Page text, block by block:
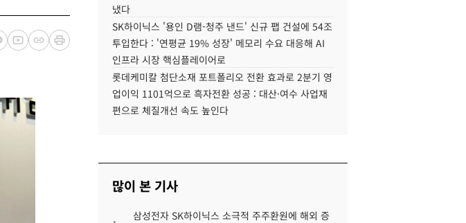
냈다
SK하이닉스 '용인 D램-청주 낸드' 신규 팹 건설에 54조
투입한다 : '연평균 19% 성장' 메모리 수요 대응해 AI
인프라 시장 핵심플레이어로
롯데케미칼 첨단소재 포트폴리오 전환 효과로 2분기 영
업이익 1101억으로 흑자전환 성공 : 대산·여수 사업재
편으로 체질개선 속도 높인다
많이 본 기사
삼성전자 SK하이닉스 소극적 주주환원에 해외 증